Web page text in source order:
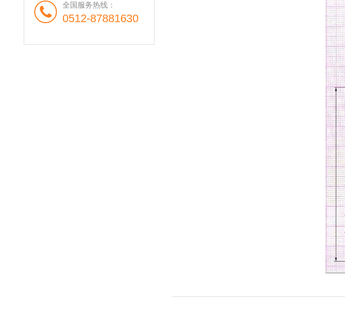
全国服务热线：
0512-87881630